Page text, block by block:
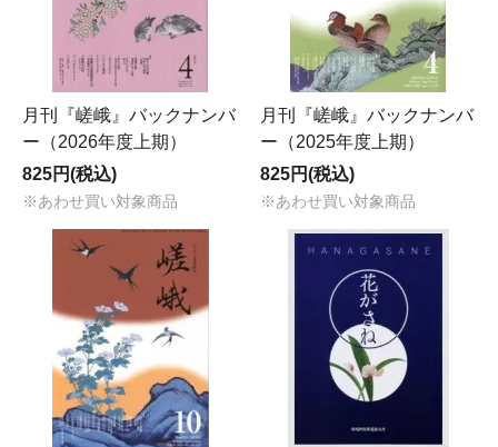
月刊『嵯峨』バックナンバ
ー（2026年度上期）
825円(税込)
※あわせ買い対象商品
月刊『嵯峨』バックナンバ
ー（2025年度上期）
825円(税込)
※あわせ買い対象商品